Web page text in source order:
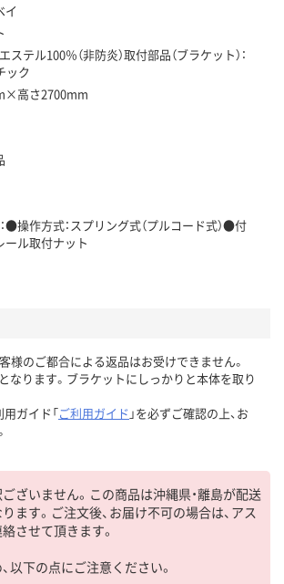
イ
ステル100％（非防炎）取付部品（ブラケット）：
ック
高さ2700mm
●操作方式：スプリング式（プルコード式）●付
ール取付ナット
客様のご都合による返品はお受けできません。
なります。ブラケットにしっかりと本体を取り
ガイド「ご利用ガイド 」を必ずご確認の上、お
ざいません。この商品は沖縄県・離島が配送
ます。ご注文後、お届け不可の場合は、アス
させて頂きます。
以下の点にご注意ください。